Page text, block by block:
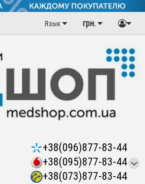
грн.
Язык
+38(096)877-83-44
+38(095)877-83-44
+38(073)877-83-44